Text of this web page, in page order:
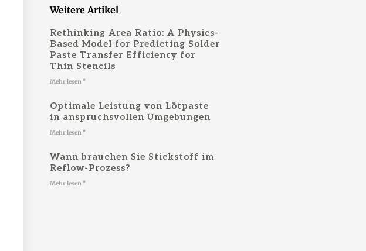
i
n
o
k
-
f
e
r
e
Weitere Artikel
Rethinking Area Ratio: A Physics-
Based Model for Predicting Solder
Paste Transfer Efficiency for
Thin Stencils
Mehr lesen "
Optimale Leistung von Lötpaste
in anspruchsvollen Umgebungen
Mehr lesen "
Wann brauchen Sie Stickstoff im
Reflow-Prozess?
Mehr lesen "